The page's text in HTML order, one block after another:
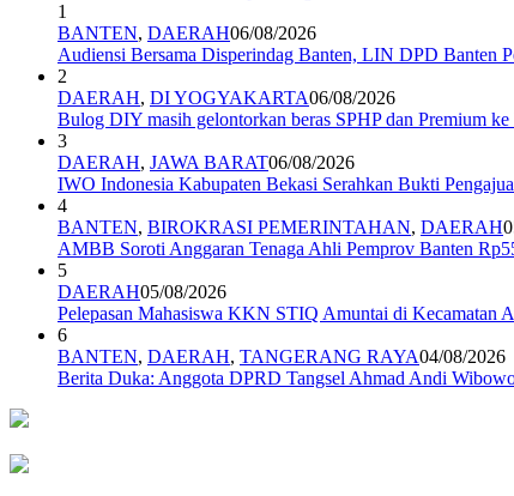
1
BANTEN, DAERAH06/08/2026
Audiensi Bersama Disperindag Banten, LIN DPD Banten
2
DAERAH, DI YOGYAKARTA06/08/2026
Bulog DIY masih gelontorkan beras SPHP dan Premium ke
3
DAERAH, JAWA BARAT06/08/2026
IWO Indonesia Kabupaten Bekasi Serahkan Bukti
4
BANTEN, BIROKRASI PEMERINTAHAN, DAERAH
AMBB Soroti Anggaran Tenaga Ahli Pemprov Banten
5
DAERAH05/08/2026
Pelepasan Mahasiswa KKN STIQ Amuntai di Kecamatan
6
BANTEN, DAERAH, TANGERANG RAYA04/08/2026
Berita Duka: Anggota DPRD Tangsel Ahmad Andi